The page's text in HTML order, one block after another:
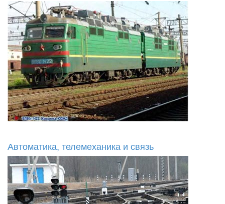
Автоматика, телемеханика и связь